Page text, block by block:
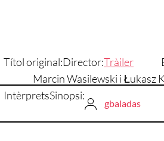
Títol original:Director:
Marcin Wasilewski i Łukasz
IntèrpretsSinopsi:
Tràiler
gbaladas